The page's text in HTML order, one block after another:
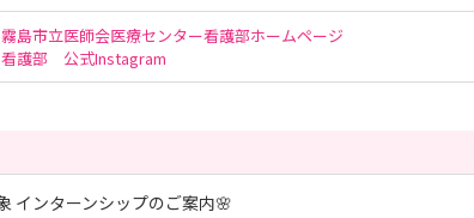
霧島市立医師会医療センター看護部ホームページ
看護部 公式Instagram
インターンシップのご案内🌸